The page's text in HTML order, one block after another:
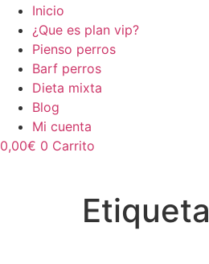
Inicio
¿Que es plan vip?
Pienso perros
Barf perros
Dieta mixta
Blog
Mi cuenta
0,00€ 0 Carrito